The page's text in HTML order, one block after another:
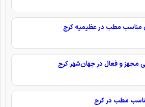
مجهز و فعال در جهان‌شهر کرج
مطب در کرج